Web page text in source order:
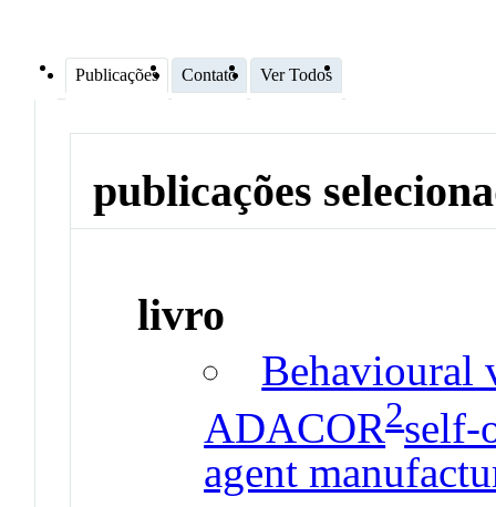
Publicações Contato Ver Todos
publicações
livro
Behavioural
ADACOR2self-
agent